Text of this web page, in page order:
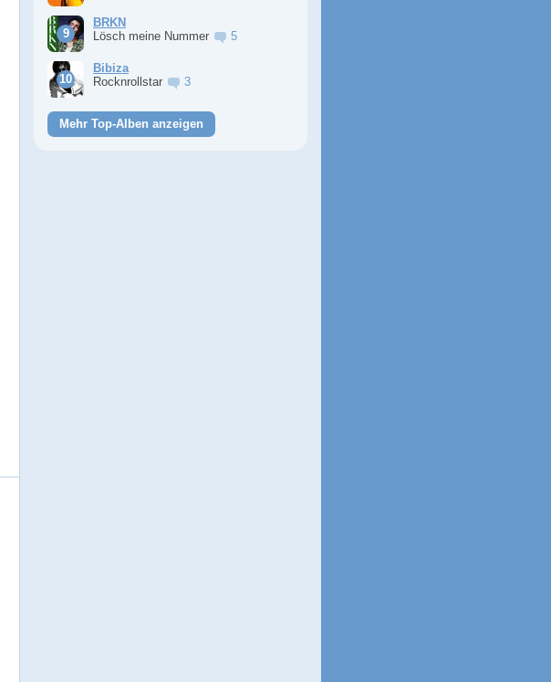
BRKN
Lösch meine Nummer
5
Bibiza
Rocknrollstar
3
Mehr Top-Alben anzeigen